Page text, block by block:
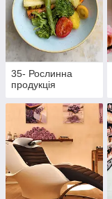
35- Рослинна
продукція